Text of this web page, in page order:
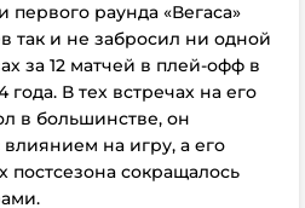
первого раунда «Вегаса»
так и не забросил ни одной
за 12 матчей в плей-офф в
года. В тех встречах на его
в большинстве, он
на игру, а его
постсезона сокращалось